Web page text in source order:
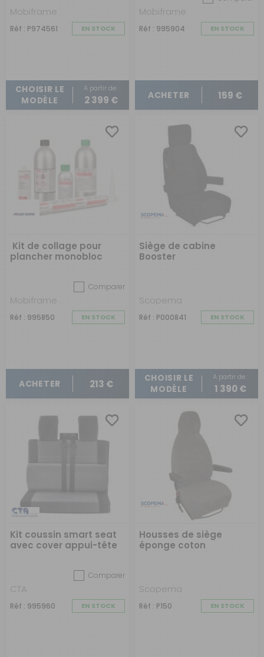
votre housse de siège. Par exemple, le polyester traité
anti-UV protège efficacement contre la décoloration et
maintient l'aspect neuf de vos sièges.
Mobiframe
Réf : P974561 EN STOCK
CHOISIR LE
MODÈLE
A partir de :
2 399 €
Mobiframe
Réf : 995904 EN STOCK
ACHETER 159 €
Kit de collage pour
plancher monobloc
Comparer
Mobiframe
Réf : 995850 EN STOCK
ACHETER 213 €
Siège de cabine
Booster
Scopema
Réf : P000841 EN STOCK
CHOISIR LE
MODÈLE
A partir de :
1 390 €
Kit coussin smart seat
avec cover appui-tête
Comparer
CTA
Réf : 995960 EN STOCK
Housses de siège
éponge coton
Scopema
Réf : P150 EN STOCK